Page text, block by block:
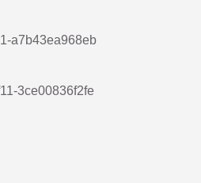
a7b43ea968eb
3ce00836f2fe